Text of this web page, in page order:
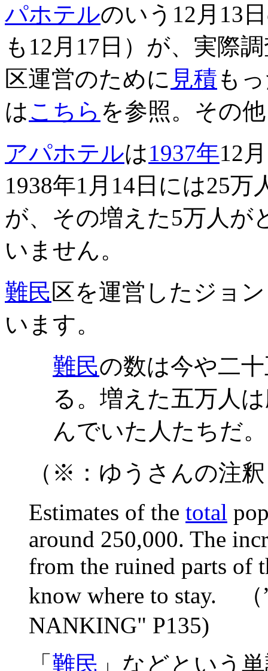
パホテルのいう12月13
も12月17日）が、実際
区運営のために 見積も
はこちら を参照。その
アパホテルは1937年12
1938年1月14日には25
が、その増えた5万人が
いません。
難民区を運営したジョ
います。
難民の数は今や二
る。増えた五万人
んでいた人たちだ。
（※：ゆうさんの注
Estimates of the total
around 250,000. The
from the ruined parts of
know where to stay.
NANKING" P135)
「 難民 」などという